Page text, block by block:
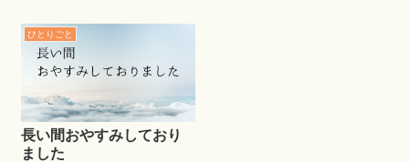
ひとりごと
長い間おやすみしており
ました